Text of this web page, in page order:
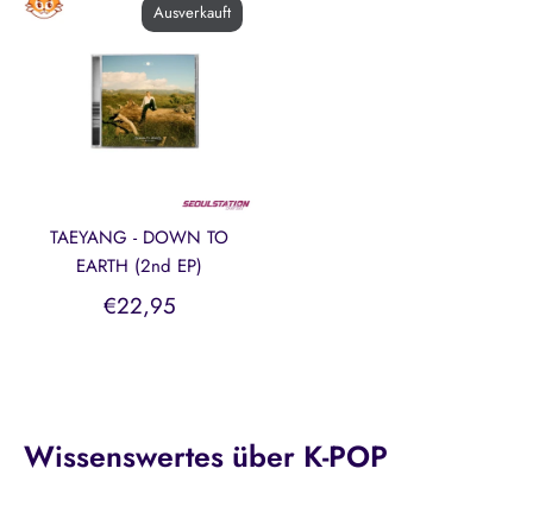
TAEYANG - DOWN TO
EARTH (2nd EP)
€22,95
Ausverkauft
Wissenswertes über K-POP